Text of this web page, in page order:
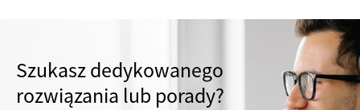
Szukasz dedykowanego
rozwiązania lub porady?